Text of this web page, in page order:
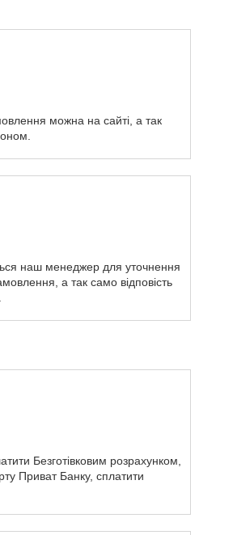
можна на сайті, а так
наш менеджер для уточнення
а так само відповість
Безготівковим розрахунком,
Приват Банку, сплатити